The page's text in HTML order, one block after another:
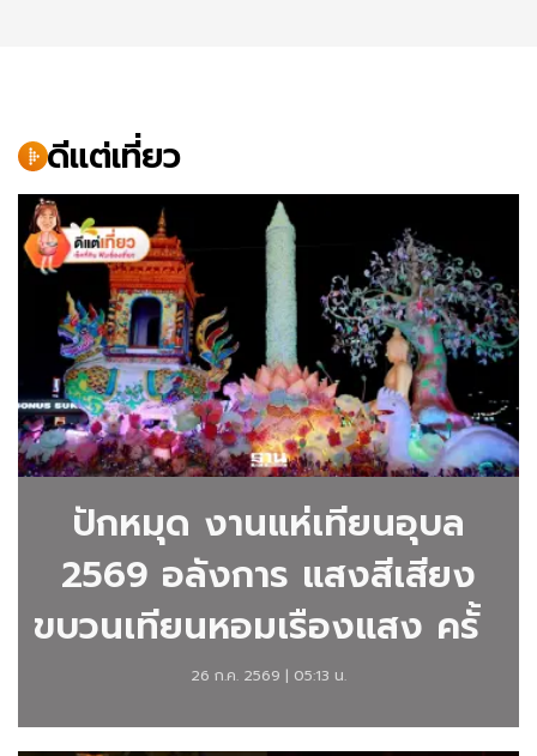
ท่อง
เที่ยว
แต่
เที่ยว
คอลัมน์
แนะนำ
สถาน
เที่ยว
ดีแต่เที่ยว
ปักหมุด งานแห่เทียนอุบล
2569 อลังการ แสงสีเสียง
ขบวนเทียนหอมเรืองแสง ครั้ง
แรกของโลก
26 ก.ค. 2569 | 05:13 น.